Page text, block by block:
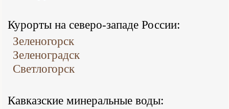
Курорты на северо-западе России:
Зеленогорск
Зеленоградск
Светлогорск
Кавказские минеральные воды: